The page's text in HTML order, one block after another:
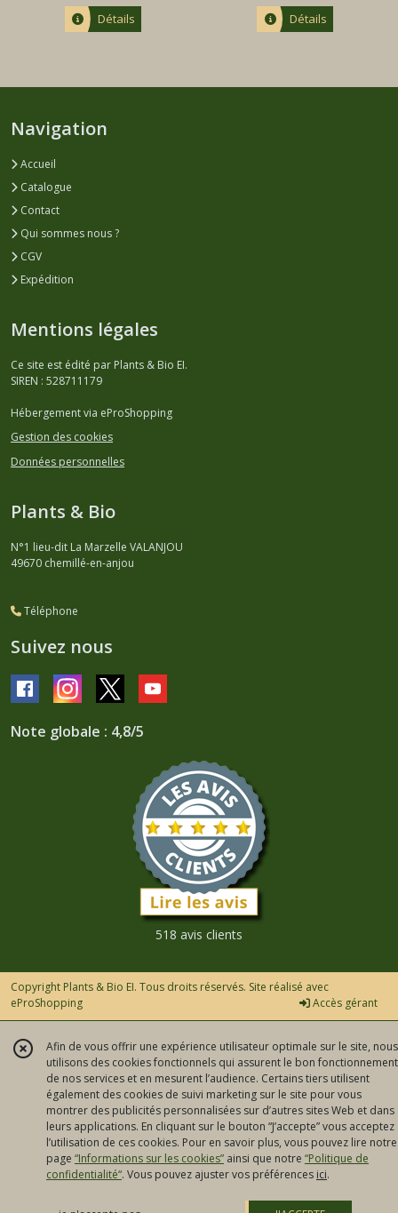
Détails Détails
Navigation
Accueil
Catalogue
Contact
Qui sommes nous ?
CGV
Expédition
Mentions légales
Ce site est édité par Plants & Bio EI.
SIREN : 528711179
Hébergement via eProShopping
Gestion des cookies
Données personnelles
Plants & Bio
N°1 lieu-dit La Marzelle VALANJOU
49670 chemillé-en-anjou
Téléphone
Suivez nous
Note globale : 4,8/5
518 avis clients
Copyright Plants & Bio EI. Tous droits réservés. Site réalisé avec
eProShopping
Accès gérant
Afin de vous offrir une expérience utilisateur optimale sur le site, nous
utilisons des cookies fonctionnels qui assurent le bon fonctionnement
de nos services et en mesurent l’audience. Certains tiers utilisent
également des cookies de suivi marketing sur le site pour vous
montrer des publicités personnalisées sur d’autres sites Web et dans
leurs applications. En cliquant sur le bouton “J’accepte” vous acceptez
l’utilisation de ces cookies. Pour en savoir plus, vous pouvez lire notre
page “Informations sur les cookies” ainsi que notre “Politique de
confidentialité“. Vous pouvez ajuster vos préférences ici.